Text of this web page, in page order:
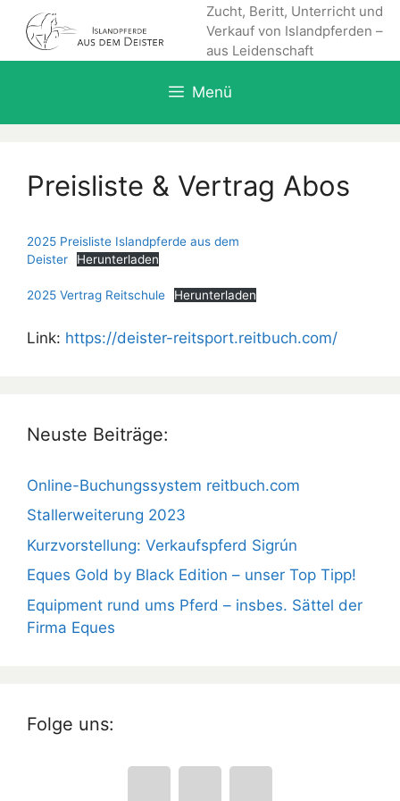
Inhalt
springen
Zucht, Beritt, Unterricht und
Verkauf von Islandpferden –
aus Leidenschaft
Menü
Preisliste & Vertrag Abos
2025 Preisliste Islandpferde aus dem
Deister
Herunterladen
2025 Vertrag Reitschule Herunterladen
Link: https://deister-reitsport.reitbuch.com/
Neuste Beiträge:
Online-Buchungssystem reitbuch.com
Stallerweiterung 2023
Kurzvorstellung: Verkaufspferd Sigrún
Eques Gold by Black Edition – unser Top Tipp!
Equipment rund ums Pferd – insbes. Sättel der
Firma Eques
Folge uns: